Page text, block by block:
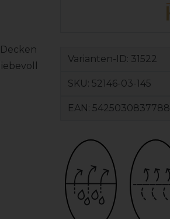
Varianten-ID: 31522
SKU: 52146-03-145
EAN: 5425030837788